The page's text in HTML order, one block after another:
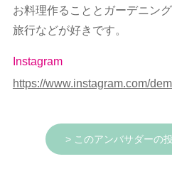
お料理作ることとガーデニン
旅行などが好きです。
Instagram
https://www.instagram.com/
> このアンバサダーの